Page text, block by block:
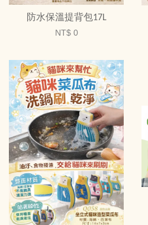
防水保溫提背包17L
NT$ 0